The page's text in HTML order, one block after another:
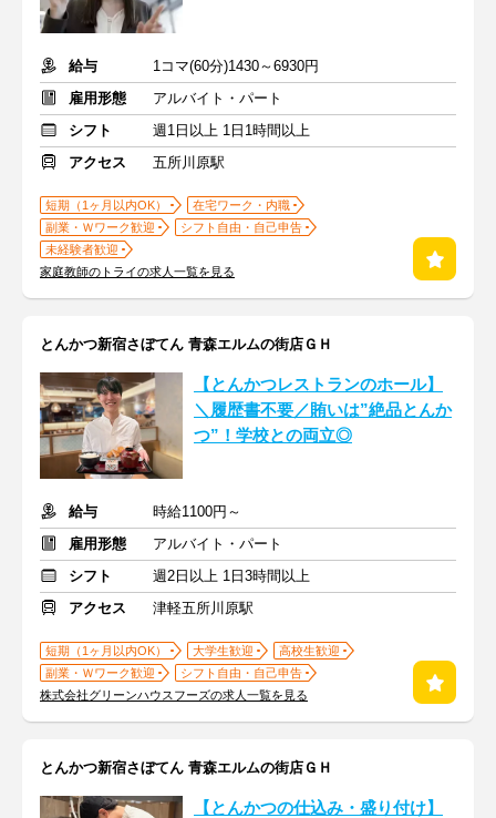
給与
1コマ(60分)1430～6930円
雇用形態
アルバイト・パート
シフト
週1日以上 1日1時間以上
アクセス
五所川原駅
短期（1ヶ月以内OK）
在宅ワーク・内職
副業・Ｗワーク歓迎
シフト自由・自己申告
未経験者歓迎
家庭教師のトライの求人一覧を見る
とんかつ新宿さぼてん 青森エルムの街店ＧＨ
【とんかつレストランのホール】
＼履歴書不要／賄いは”絶品とんか
つ”！学校との両立◎
給与
時給1100円～
雇用形態
アルバイト・パート
シフト
週2日以上 1日3時間以上
アクセス
津軽五所川原駅
短期（1ヶ月以内OK） 大学生歓迎
高校生歓迎
副業・Ｗワーク歓迎
シフト自由・自己申告
株式会社グリーンハウスフーズの求人一覧を見る
とんかつ新宿さぼてん 青森エルムの街店ＧＨ
【とんかつの仕込み・盛り付け】